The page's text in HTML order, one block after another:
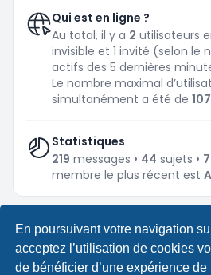
En poursuivant votre navigation
acceptez l’utilisation de cookies
de bénéficier d’une expérience
Qui est en ligne ?
Au total, il y a 2 utilisateurs
invisible et 1 invité (selon le
actifs des 5 dernières
Le nombre maximal
simultanément a été de 107
Statistiques
219 messages • 44 sujets •
membre le plus récent est